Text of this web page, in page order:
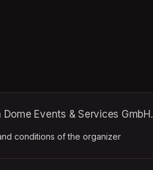
Dome Events & Services GmbH.
conditions of the organizer